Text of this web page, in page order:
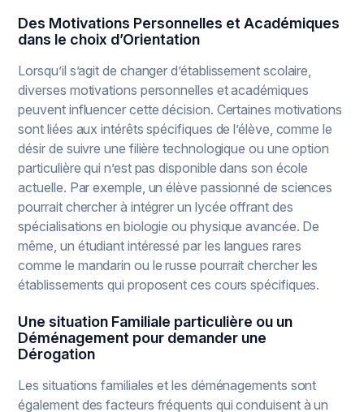
Des Motivations Personnelles et Académiques
dans le choix d’Orientation
Lorsqu’il s’agit de changer d’établissement scolaire,
diverses motivations personnelles et académiques
peuvent influencer cette décision. Certaines motivations
sont liées aux intérêts spécifiques de l’élève, comme le
désir de suivre une filière technologique ou une option
particulière qui n’est pas disponible dans son école
actuelle. Par exemple, un élève passionné de sciences
pourrait chercher à intégrer un lycée offrant des
spécialisations en biologie ou physique avancée. De
même, un étudiant intéressé par les langues rares
comme le mandarin ou le russe pourrait chercher les
établissements qui proposent ces cours spécifiques.
Une situation Familiale particulière ou un
Déménagement pour demander une
Dérogation
Les situations familiales et les déménagements sont
également des facteurs fréquents qui conduisent à un